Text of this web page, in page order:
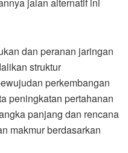
dan peranan jaringan
struktur
perkembangan
peningkatan pertahanan
panjang dan rencana
makmur berdasarkan